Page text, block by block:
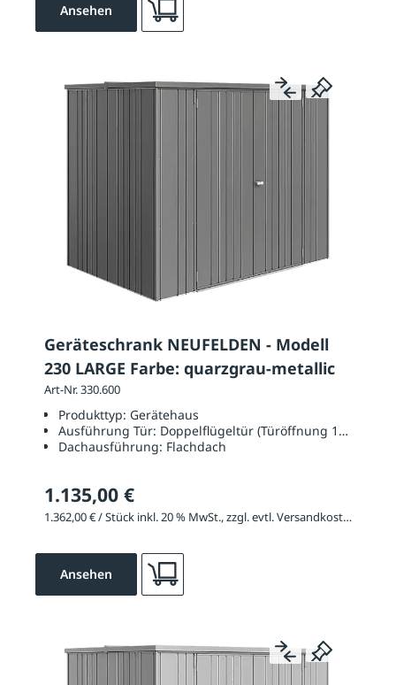
Ansehen
Geräteschrank NEUFELDEN - Modell
230 LARGE Farbe: quarzgrau-metallic
Art-Nr. 330.600
Produkttyp: Gerätehaus
Ausführung Tür: Doppelflügeltür (Türöffnung 1350 x
Dachausführung: Flachdach
1.135,00 €
1.362,00 € / Stück inkl. 20 % MwSt., zzgl. evtl. Versandkosten
Ansehen